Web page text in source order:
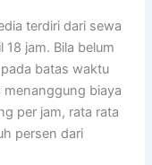
terdiri dari sewa
jam. Bila belum
batas waktu
biaya
per jam, rata rata
persen dari